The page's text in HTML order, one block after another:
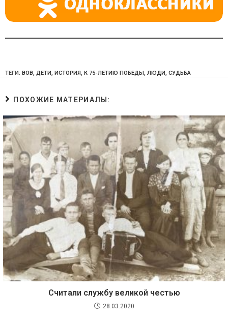
ТЕГИ: ВОВ, ДЕТИ, ИСТОРИЯ, К 75-ЛЕТИЮ ПОБЕДЫ, ЛЮДИ, СУДЬБА
ПОХОЖИЕ МАТЕРИАЛЫ:
Считали службу великой честью
28.03.2020